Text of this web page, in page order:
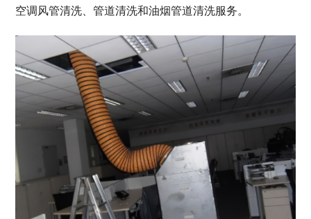
空调风管清洗 、管道清洗和油烟管道清洗服务。